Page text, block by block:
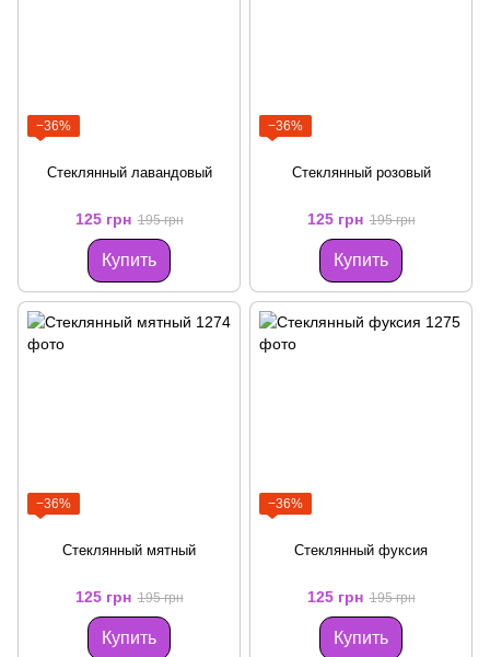
−36%
Стеклянный лавандовый
125 грн 195 грн
Купить
−36%
Стеклянный розовый
125 грн 195 грн
Купить
−36%
Стеклянный мятный
125 грн 195 грн
Купить
−36%
Стеклянный фуксия
125 грн 195 грн
Купить